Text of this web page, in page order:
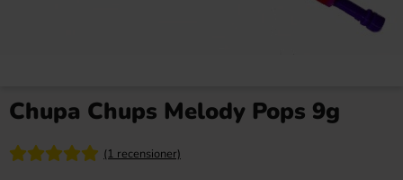
Chupa Chups Melody Pops 9g
(1 recensioner)